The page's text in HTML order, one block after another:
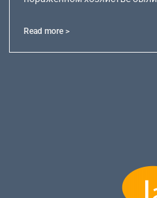
Read more >